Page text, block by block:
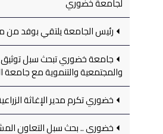
رئيس الجامعة يلتقي بوفد من
جامعة خضوري تبحث سبل توثيق
والمجتمعية والتنموية مع جامعة
خضوري تكرم مدير الإغاثة
خضوري .. بحث سبل التعاون